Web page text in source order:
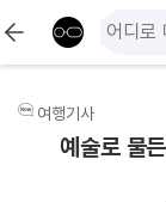
여행기사
예술로 물